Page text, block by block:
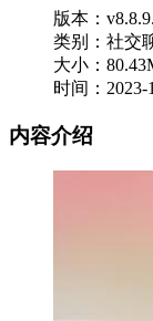
版本：
类别：社交
大小：
时间：2023-
内容介绍